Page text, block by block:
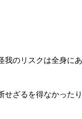
我のリスクは全身に
ざるを得なかった